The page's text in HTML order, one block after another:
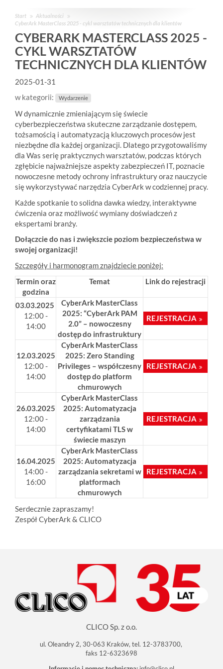
Start
Aktualności
CyberArk MasterClass 2025 - cykl warsztatów technicznych dla klientów
CYBERARK MASTERCLASS 2025 -
CYKL WARSZTATÓW
TECHNICZNYCH DLA KLIENTÓW
2025-01-31
w kategorii:
Wydarzenie
W dynamicznie zmieniającym się świecie
cyberbezpieczeństwa skuteczne zarządzanie dostępem,
tożsamością i automatyzacją kluczowych procesów jest
niezbędne dla każdej organizacji. Dlatego przygotowaliśmy
dla Was serię praktycznych warsztatów, podczas których
zgłębicie najważniejsze aspekty zabezpieczeń IT, poznacie
nowoczesne metody ochrony infrastruktury oraz nauczycie
się wykorzystywać narzędzia CyberArk w codziennej pracy.
Każde spotkanie to solidna dawka wiedzy, interaktywne
ćwiczenia oraz możliwość wymiany doświadczeń z
ekspertami branży.
Dołączcie do nas i zwiększcie poziom bezpieczeństwa w
swojej organizacji!
Szczegóły i harmonogram znajdziecie poniżej:
Termin oraz
godzina
Temat Link do rejestracji
03.03.2025
12:00 -
14:00
CyberArk MasterClass
2025: “CyberArk PAM
2.0” – nowoczesny
dostęp do infrastruktury
REJESTRACJA
12.03.2025
12:00 -
14:00
CyberArk MasterClass
2025: Zero Standing
Privileges – współczesny
dostęp do platform
chmurowych
REJESTRACJA
26.03.2025
12:00 -
14:00
CyberArk MasterClass
2025: Automatyzacja
zarządzania
certyfikatami TLS w
świecie maszyn
REJESTRACJA
16.04.2025
14:00 -
16:00
CyberArk MasterClass
2025: Automatyzacja
zarządzania sekretami w
platformach
chmurowych
REJESTRACJA
Serdecznie zapraszamy!
Zespół CyberArk & CLICO
CLICO Sp. z o.o.
ul. Oleandry 2, 30-063 Kraków, tel. 12-3783700,
faks 12-6323698